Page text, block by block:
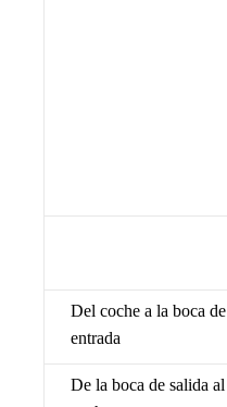
Del coche a la boca de
entrada
De la boca de salida al